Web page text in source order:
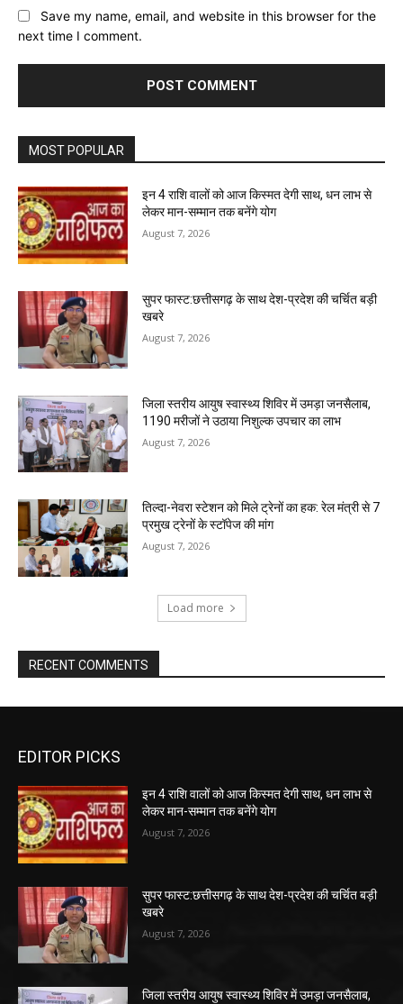
Save my name, email, and website in this browser for the
next time I comment.
MOST POPULAR
इन 4 राशि वालों को आज किस्मत देगी साथ, धन लाभ से
लेकर मान-सम्मान तक बनेंगे योग
August 7, 2026
सुपर फास्ट:छत्तीसगढ़ के साथ देश-प्रदेश की चर्चित बड़ी
खबरे
August 7, 2026
जिला स्तरीय आयुष स्वास्थ्य शिविर में उमड़ा जनसैलाब,
1190 मरीजों ने उठाया निशुल्क उपचार का लाभ
August 7, 2026
तिल्दा-नेवरा स्टेशन को मिले ट्रेनों का हक: रेल मंत्री से 7
प्रमुख ट्रेनों के स्टॉपेज की मांग
August 7, 2026
Load more
RECENT COMMENTS
EDITOR PICKS
इन 4 राशि वालों को आज किस्मत देगी साथ, धन लाभ से
लेकर मान-सम्मान तक बनेंगे योग
August 7, 2026
सुपर फास्ट:छत्तीसगढ़ के साथ देश-प्रदेश की चर्चित बड़ी
खबरे
August 7, 2026
जिला स्तरीय आयुष स्वास्थ्य शिविर में उमड़ा जनसैलाब,